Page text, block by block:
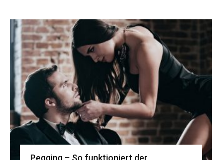
Pegging – So funktioniert der